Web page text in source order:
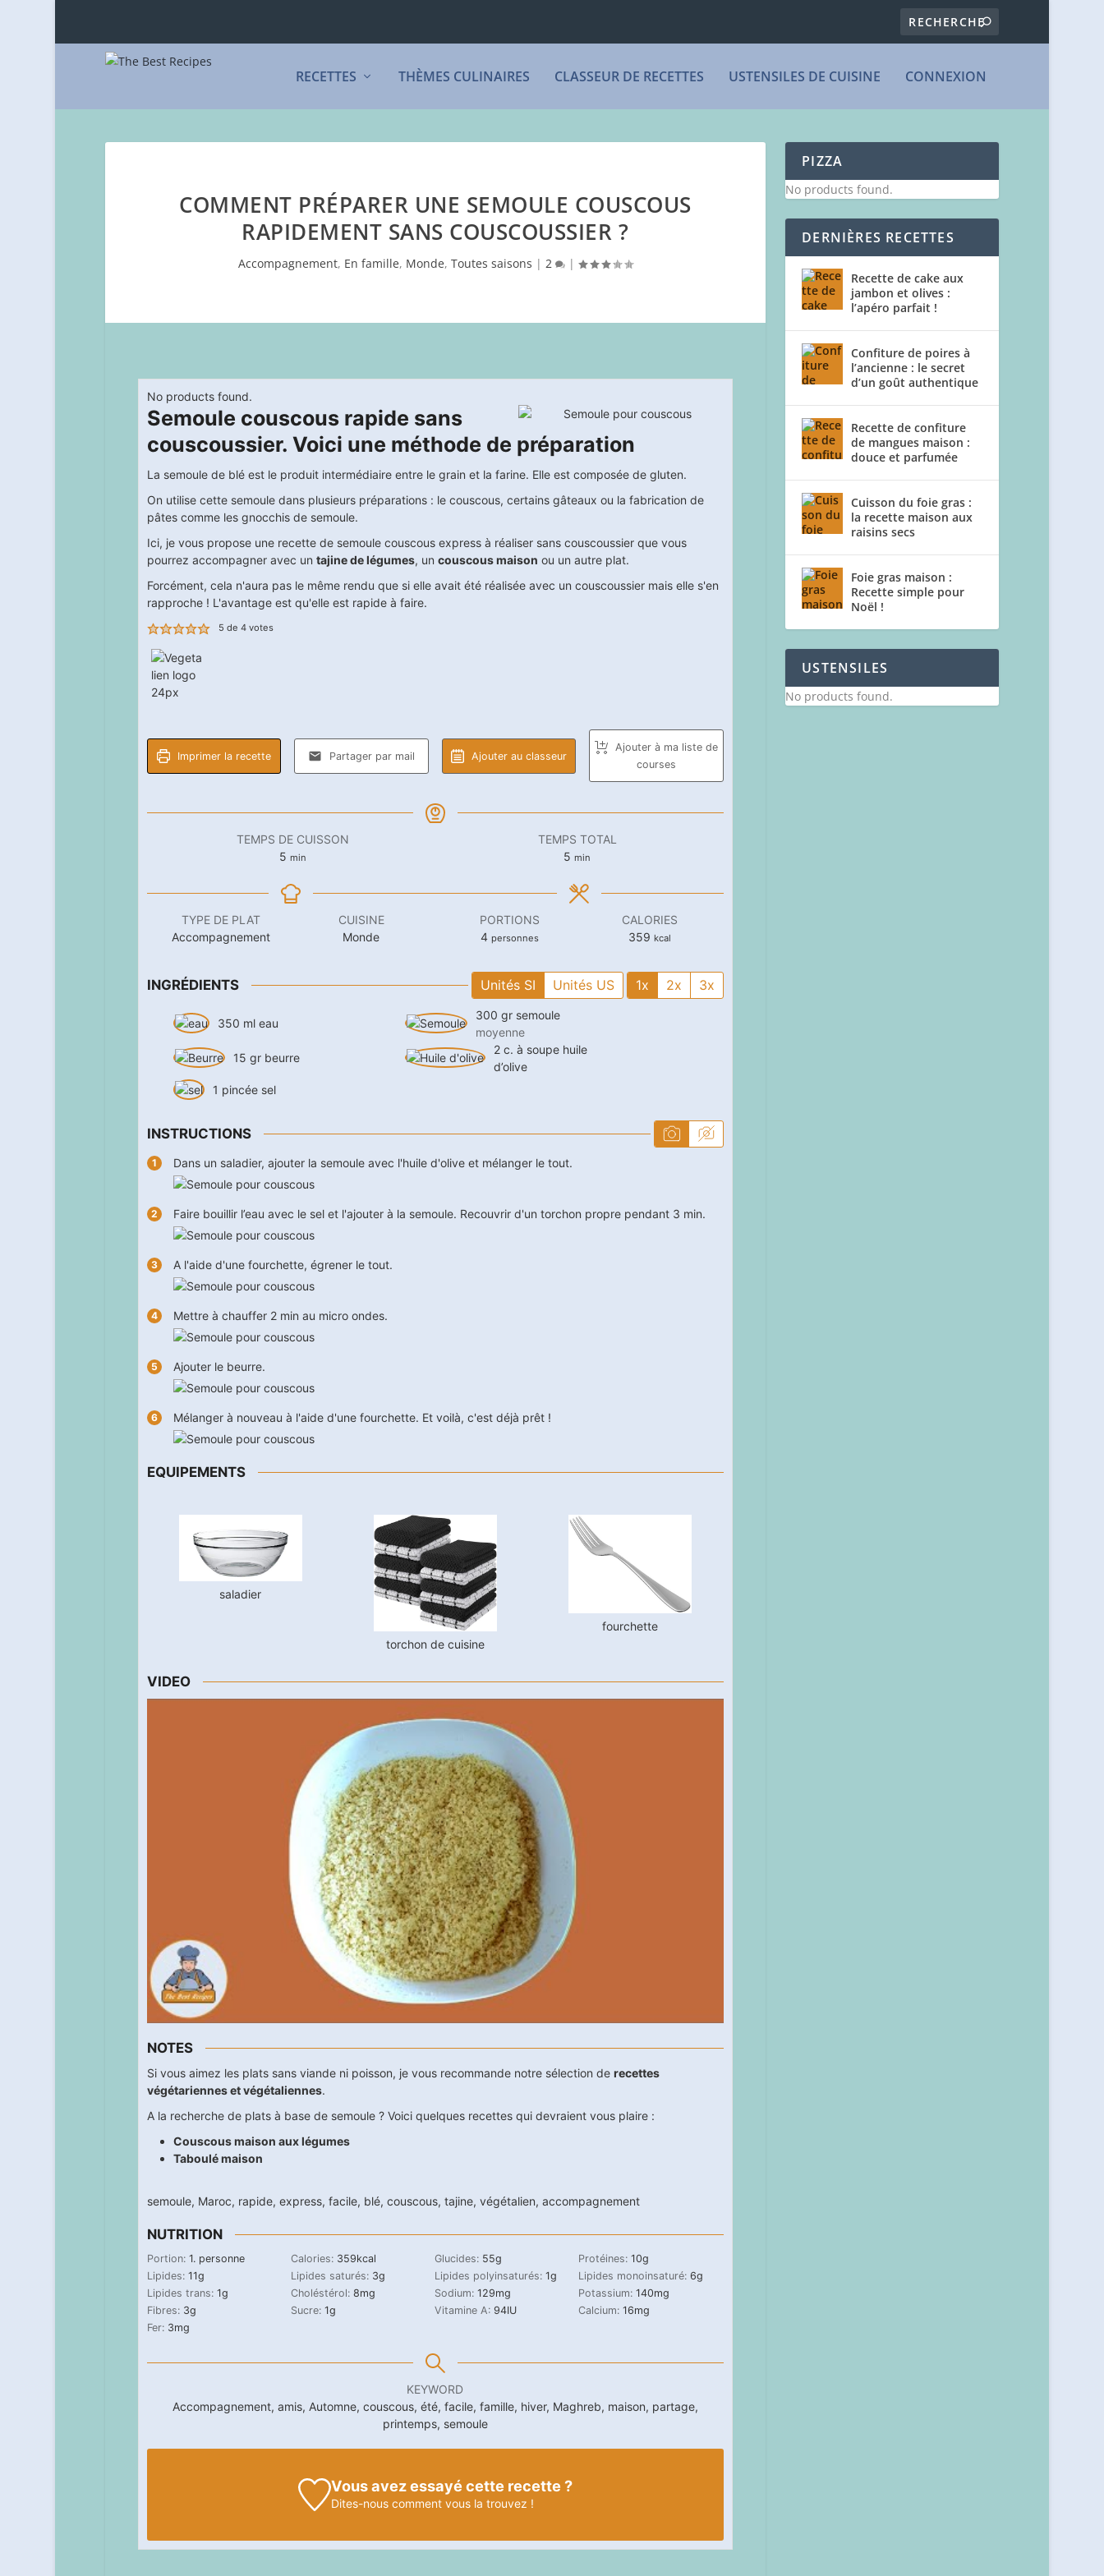
RECETTES THÈMES CULINAIRES CLASSEUR DE RECETTES USTENSILES DE CUISINE CONNEXION
COMMENT PRÉPARER UNE SEMOULE COUSCOUS
RAPIDEMENT SANS COUSCOUSSIER ?
Accompagnement, En famille, Monde, Toutes saisons | 2 |
No products found.
Semoule couscous rapide sans
couscoussier. Voici une méthode de préparation
La semoule de blé est le produit intermédiaire entre le grain et la farine. Elle est composée de gluten.
On utilise cette semoule dans plusieurs préparations : le couscous, certains gâteaux ou la fabrication de
pâtes comme les gnocchis de semoule.
Ici, je vous propose une recette de semoule couscous express à réaliser sans couscoussier que vous
pourrez accompagner avec un tajine de légumes, un couscous maison ou un autre plat.
Forcément, cela n'aura pas le même rendu que si elle avait été réalisée avec un couscoussier mais elle s'en
rapproche ! L'avantage est qu'elle est rapide à faire.
5 de 4votes
Imprimer la recette Partager par mail Ajouter au classeur
Ajouter à ma liste de
courses
TEMPS DE CUISSON
5 minutes
min
TEMPS TOTAL
5 minutes
min
TYPE DE PLAT
Accompagnement
CUISINE
Monde
PORTIONS
4 personnes
CALORIES
359 kcal
INGRÉDIENTS Unités SI Unités US 1x 2x 3x
350 ml eau
300 gr semoule
moyenne
15 gr beurre
2 c. à soupe huile
d’olive
1 pincée sel
INSTRUCTIONS
Dans un saladier, ajouter la semoule avec l'huile d'olive et mélanger le tout.
Faire bouillir l’eau avec le sel et l'ajouter à la semoule. Recouvrir d'un torchon propre pendant 3 min.
A l'aide d'une fourchette, égrener le tout.
Mettre à chauffer 2min au micro ondes.
Ajouter le beurre.
Mélanger à nouveau à l'aide d'une fourchette. Et voilà, c'est déjà prêt !
EQUIPEMENTS
saladier
torchon de cuisine
fourchette
VIDEO
NOTES
Si vous aimez les plats sans viande ni poisson, je vous recommande notre sélection de recettes
végétariennes et végétaliennes.
A la recherche de plats à base de semoule ? Voici quelques recettes qui devraient vous plaire :
Couscous maison aux légumes
Taboulé maison
semoule, Maroc, rapide, express, facile, blé, couscous, tajine, végétalien, accompagnement
NUTRITION
Portion: 1. personne Calories: 359kcal Glucides: 55g Protéines: 10g
Lipides: 11g Lipides saturés: 3g Lipides polyinsaturés: 1g Lipides monoinsaturé: 6g
Lipides trans: 1g Choléstérol: 8mg Sodium: 129mg Potassium: 140mg
Fibres: 3g Sucre: 1g Vitamine A: 94IU Calcium: 16mg
Fer: 3mg
KEYWORD
Accompagnement, amis, Automne, couscous, été, facile, famille, hiver, Maghreb, maison, partage,
printemps, semoule
Vous avez essayé cette recette ?
Dites-nouscomment vous la trouvez !
PIZZA
No products found.
DERNIÈRES RECETTES
Recette de cake aux
jambon et olives :
l’apéro parfait !
Confiture de poires à
l’ancienne : le secret
d’un goût authentique
Recette de confiture
de mangues maison :
douce et parfumée
Cuisson du foie gras :
la recette maison aux
raisins secs
Foie gras maison :
Recette simple pour
Noël !
USTENSILES
No products found.